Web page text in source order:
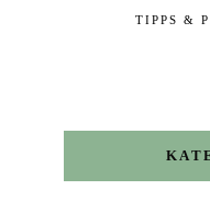
TIPPS &